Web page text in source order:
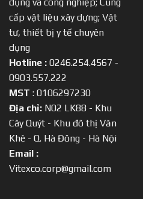
cấp vật liệu xây dựng; Vật
tư, thiết bị y tế chuyên
dụng
Hotline : 0246.254.4567 -
0903.557.222
MST : 0106297230
Địa chỉ: N02 LK88 - Khu
Cây Quýt - Khu đô thị Văn
Khê - Q. Hà Đông - Hà Nội
Email :
Vitexco.corp@gmail.com